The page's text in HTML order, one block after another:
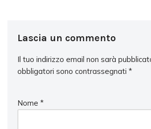
Lascia un commento
Il tuo indirizzo email non sarà
obbligatori sono contrassegnati *
Nome *